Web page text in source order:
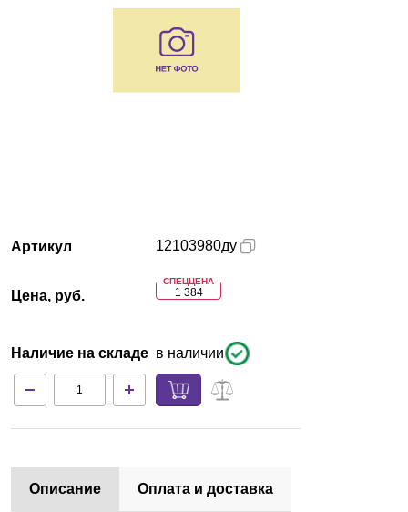
Партнеры
Технический сервис
Контакты
Артикул
Цена, руб.
Наличие на складе
12103980ду
СПЕЦЦЕНА
1 384
в наличии
Описание Оплата и доставка